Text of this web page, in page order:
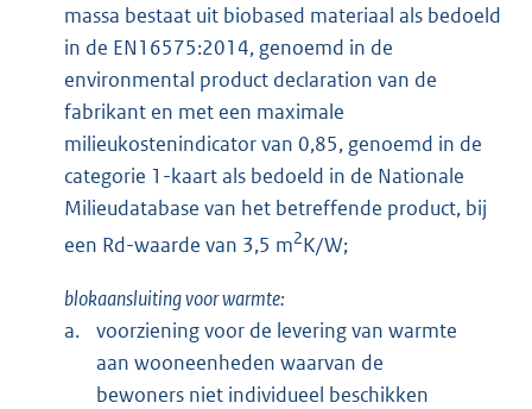
massa bestaat uit biobased materiaal als bedoeld
in de EN16575:2014, genoemd in de
environmental product declaration van de
fabrikant en met een maximale
milieukostenindicator van 0,85, genoemd in de
categorie 1-kaart als bedoeld in de Nationale
Milieudatabase van het betreffende product, bij
een Rd-waarde van 3,5 m2K/W;
blokaansluiting voor warmte:
a.
voorziening voor de levering van warmte
aan wooneenheden waarvan de
bewoners niet individueel beschikken